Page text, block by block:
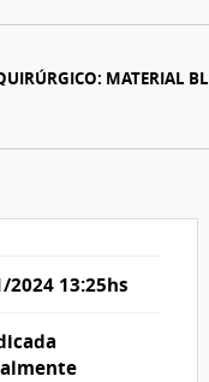
MATERIAL
2024 13:25hs